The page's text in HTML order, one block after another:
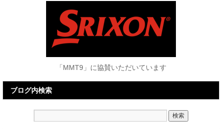
「MMT9」に協賛いただいています
ブログ内検索